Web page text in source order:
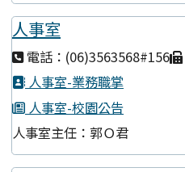
人事室
電話：(06)3563568#156
人事室-業務職掌
人事室-校園公告
人事室主任：郭Ｏ君